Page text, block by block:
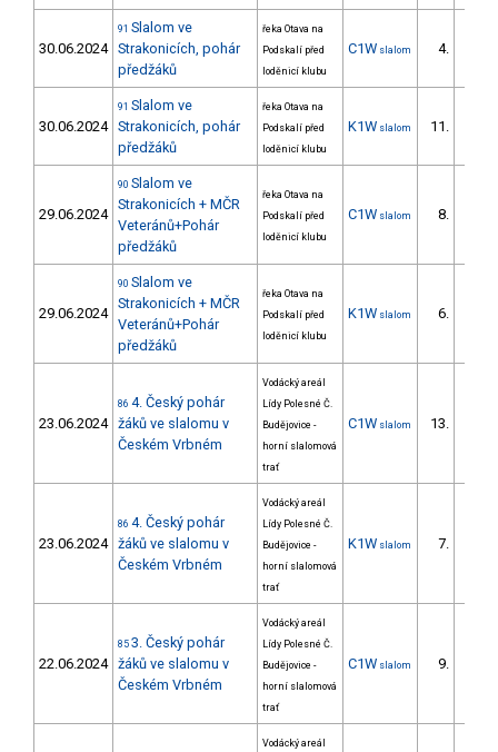
30.06.2024
91 Slalom ve
Strakonicích, pohár
předžáků
řeka Otava na
Podskalí před
loděnicí klubu
C1W slalom 4.
30.06.2024
91 Slalom ve
Strakonicích, pohár
předžáků
řeka Otava na
Podskalí před
loděnicí klubu
K1W slalom 11.
29.06.2024
90 Slalom ve
Strakonicích + MČR
Veteránů+Pohár
předžáků
řeka Otava na
Podskalí před
loděnicí klubu
C1W slalom 8.
29.06.2024
90 Slalom ve
Strakonicích + MČR
Veteránů+Pohár
předžáků
řeka Otava na
Podskalí před
loděnicí klubu
K1W slalom 6.
23.06.2024
86 4. Český pohár
žáků ve slalomu v
Českém Vrbném
Vodácký areál
Lídy Polesné Č.
Budějovice -
horní slalomová
trať
C1W slalom 13.
23.06.2024
86 4. Český pohár
žáků ve slalomu v
Českém Vrbném
Vodácký areál
Lídy Polesné Č.
Budějovice -
horní slalomová
trať
K1W slalom 7.
22.06.2024
85 3. Český pohár
žáků ve slalomu v
Českém Vrbném
Vodácký areál
Lídy Polesné Č.
Budějovice -
horní slalomová
trať
C1W slalom 9.
Vodácký areál